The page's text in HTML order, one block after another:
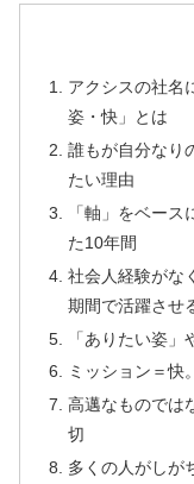
アクシスの社名
姿・快」とは
誰もが自分なり
たい理由
「軸」をベー
た10年間
社会人経験がな
期間で活躍させ
「ありたい姿」
ミッション＝快
高邁なものでは
切
多くの人がしが